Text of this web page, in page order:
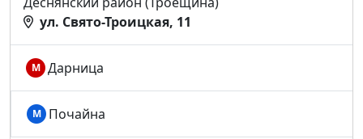
ул. Свято-Троицкая, 11
М Дарница
М Почайна